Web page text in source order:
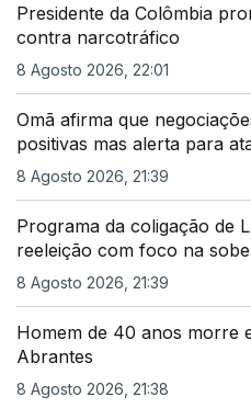
Presidente da Colômbia
contra narcotráfico
8 Agosto 2026, 22:01
Omã afirma que
positivas mas alerta para
8 Agosto 2026, 21:39
Programa da coligação de
reeleição com foco na
8 Agosto 2026, 21:39
Homem de 40 anos morre
Abrantes
8 Agosto 2026, 21:38